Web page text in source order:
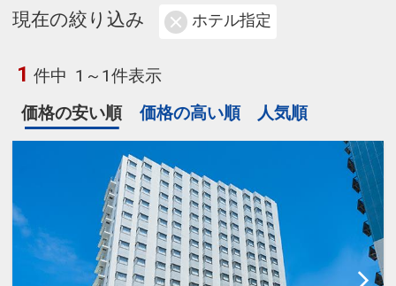
現在の絞り込み ホテル指定
1 件中 1～1件表示
価格の安い順
価格の高い順 人気順